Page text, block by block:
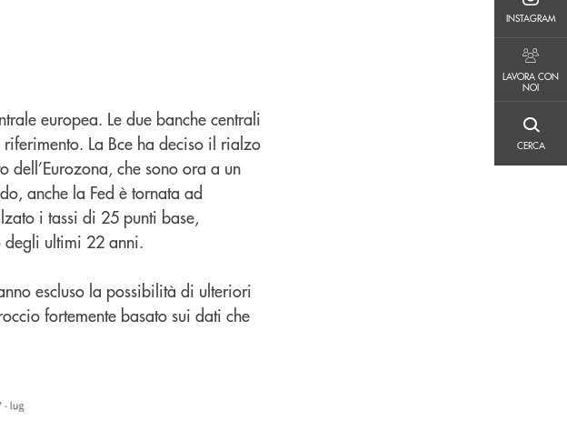
INSTAGRAM
LAVORA CON
NOI
CERCA
europea. Le due banche centrali
La Bce ha deciso il rialzo
che sono ora a un
anche la Fed è tornata ad
i tassi di 25 punti base,
ultimi 22 anni.
escluso la possibilità di ulteriori
fortemente basato sui dati che